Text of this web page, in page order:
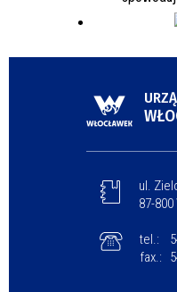
ul.
87-800
tel.:
fax.: